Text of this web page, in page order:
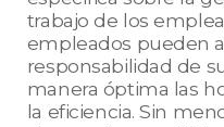
trabajo de los
empleados pueden
responsabilidad de
manera óptima las
la eficiencia. Sin